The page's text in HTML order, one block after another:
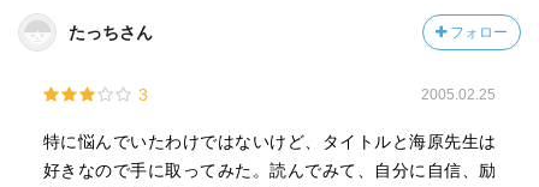
たっちさん フォロー
3 2005.02.25
特に悩んでいたわけではないけど、タイトルと海原先生は
好きなので手に取ってみた。読んでみて、自分に自信、励